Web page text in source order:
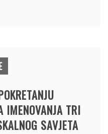
IMENOVANJA TRI
SAVJETA